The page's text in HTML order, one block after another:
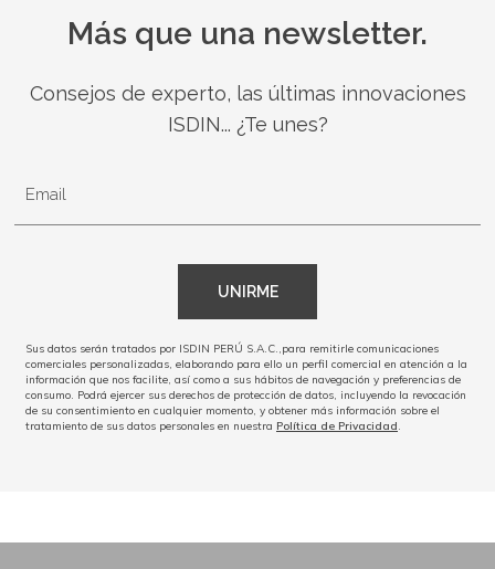
Más que una newsletter.
Consejos de experto, las últimas innovaciones
ISDIN... ¿Te unes?
Email
UNIRME
Sus datos serán tratados por ISDIN PERÚ S.A.C.,para remitirle comunicaciones
comerciales personalizadas, elaborando para ello un perfil comercial en atención a la
información que nos facilite, así como a sus hábitos de navegación y preferencias de
consumo. Podrá ejercer sus derechos de protección de datos, incluyendo la revocación
de su consentimiento en cualquier momento, y obtener más información sobre el
tratamiento de sus datos personales en nuestra Política de Privacidad